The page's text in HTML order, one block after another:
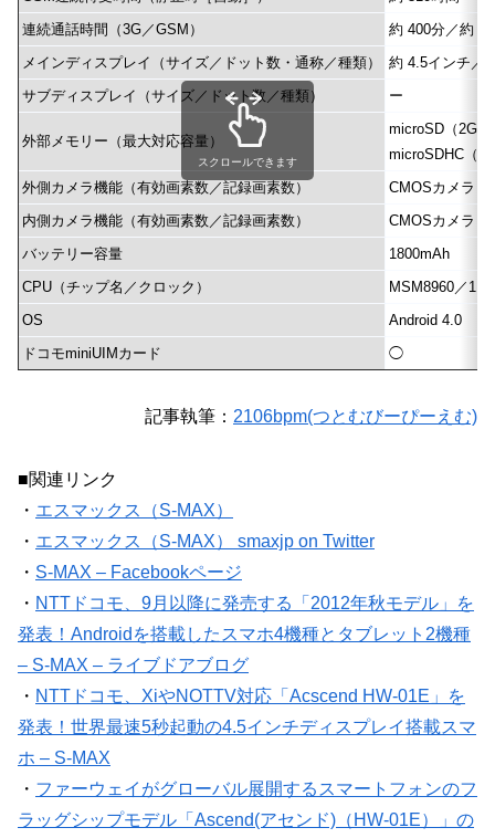
連続通話時間（3G／GSM）
約 400分／約
メインディスプレイ（サイズ／ドット数・通称／種類）
約 4.5インチ／
サブディスプレイ（サイズ／ドット数／種類）
ー
外部メモリー（最大対応容量）
microSD（2GB
microSDHC（
外側カメラ機能（有効画素数／記録画素数）
CMOSカメラ（
内側カメラ機能（有効画素数／記録画素数）
CMOSカメラ（
バッテリー容量
1800mAh
CPU（チップ名／クロック）
MSM8960／
OS
Android 4.0
ドコモminiUIMカード
◯
スクロールできます
記事執筆： 2106bpm(つとむびーぴーえむ)
■関連リンク
・ エスマックス（S-MAX）
・ エスマックス（S-MAX） smaxjp on Twitter
・ S-MAX – Facebookページ
・ NTTドコモ、9月以降に発売する「2012年秋モデル」を
発表！Androidを搭載したスマホ4機種とタブレット2機種
– S-MAX – ライブドアブログ
・ NTTドコモ、XiやNOTTV対応「Acscend HW-01E」を
発表！世界最速5秒起動の4.5インチディスプレイ搭載スマ
ホ – S-MAX
・ ファーウェイがグローバル展開するスマートフォンのフ
ラッグシップモデル「Ascend(アセンド)（HW-01E）」の